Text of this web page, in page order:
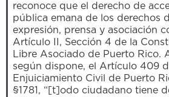
reconoce que el derecho de
pública emana de los derechos
expresión, prensa y asociación
Artículo II, Sección 4 de la
Libre Asociado de Puerto Rico.
según dispone, el Artículo 409
Enjuiciamiento Civil de Puerto
§1781, “[t]odo ciudadano tiene